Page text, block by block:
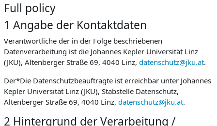
Full policy
1 Angabe der Kontaktdaten
Verantwortliche der in der Folge beschriebenen
Datenverarbeitung ist die Johannes Kepler Universität Linz
(JKU), Altenberger Straße 69, 4040 Linz, datenschutz@jku.at.
Der*Die Datenschutzbeauftragte ist erreichbar unter Johannes
Kepler Universität Linz (JKU), Stabstelle Datenschutz,
Altenberger Straße 69, 4040 Linz, datenschutz@jku.at.
2 Hintergrund der Verarbeitung /